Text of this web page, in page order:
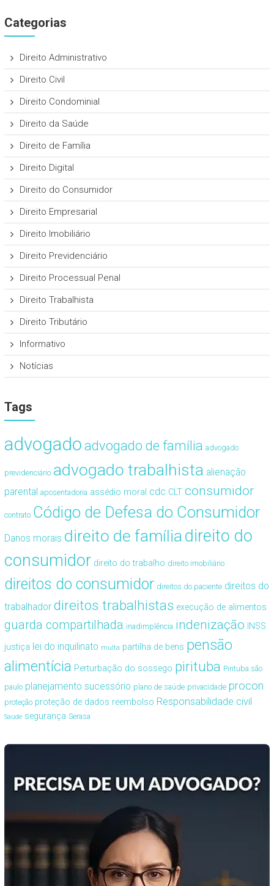
Categorias
Direito Administrativo
Direito Civil
Direito Condominial
Direito da Saúde
Direito de Família
Direito Digital
Direito do Consumidor
Direito Empresarial
Direito Imobiliário
Direito Previdenciário
Direito Processual Penal
Direito Trabalhista
Direito Tributário
Informativo
Notícias
Tags
advogado advogado de família advogado
previdenciário advogado trabalhista alienação
parental aposentadoria assédio moral cdc CLT consumidor
contrato Código de Defesa do Consumidor
Danos morais direito de famíliadireito do
consumidor direito do trabalho direito imobiliário
direitos do consumidor direitos do paciente direitos do
trabalhador direitos trabalhistas execução de alimentos
guarda compartilhada inadimplência indenização INSS
justiça lei do inquilinato multa partilha de bens pensão
alimentícia Perturbação do sossego pirituba Pirituba são
paulo planejamento sucessório plano de saúde privacidade procon
proteção proteção de dados reembolso Responsabilidade civil
Saúde segurança Serasa